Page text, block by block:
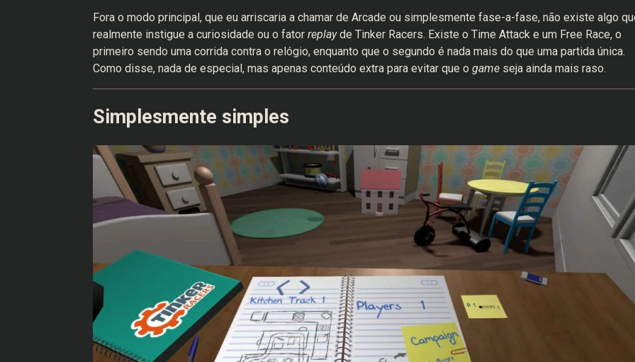
Fora o modo principal, que eu arriscaria a chamar de Arcade ou simplesmente fase-a-fase, não existe algo
realmente instigue a curiosidade ou o fator replayde Tinker Racers. Existe o Time Attack e um Free Race, o
primeiro sendo uma corrida contra o relógio, enquanto que o segundo é nada mais do que uma partida única.
Como disse, nada de especial, mas apenas conteúdo extra para evitar que o game seja ainda mais raso.
Simplesmente simples